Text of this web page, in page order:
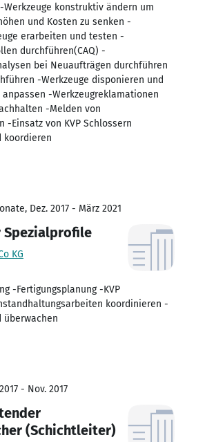
Werkzeuge konstruktiv ändern um
und Kosten zu senken -
erarbeiten und testen -
durchführen(CAQ) -
bei Neuaufträgen durchführen
-Werkzeuge disponieren und
-Werkzeugreklamationen
-Melden von
-Einsatz von KVP Schlossern
koordieren
Dez. 2017 - März 2021
Spezialprofile
KG
-Fertigungsplanung -KVP
koordinieren -
überwachen
- Nov. 2017
(Schichtleiter)